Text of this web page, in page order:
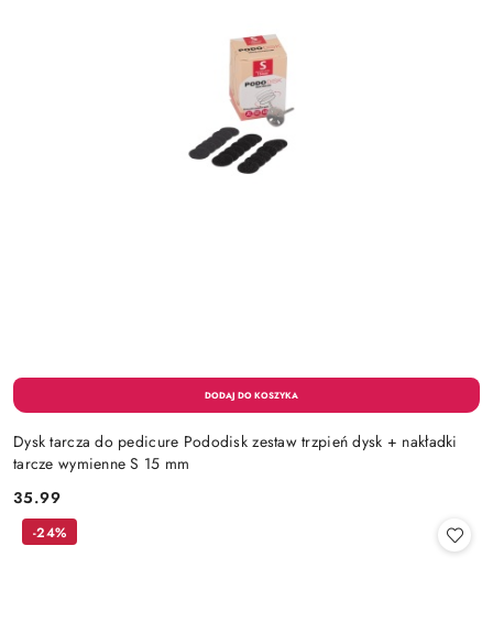
Dysk tarcza do pedicure Pododisk zestaw trzpień dysk + nakładki
tarcze wymienne S 15 mm
Cena:
35.99
-24%